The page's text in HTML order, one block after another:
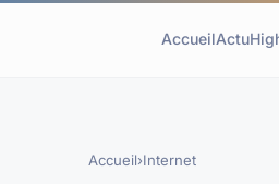
AccueilActu
Accueil›Internet